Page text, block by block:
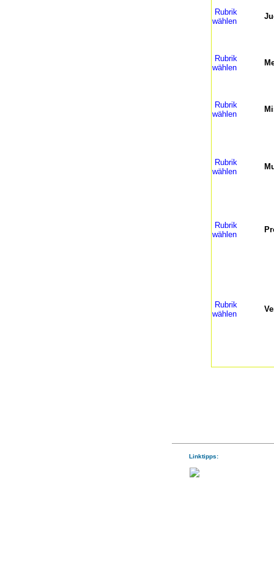
Rubrik
wählen
Rubrik
wählen
Rubrik
wählen
Rubrik
wählen
Rubrik
wählen
Rubrik
wählen
Linktipps: